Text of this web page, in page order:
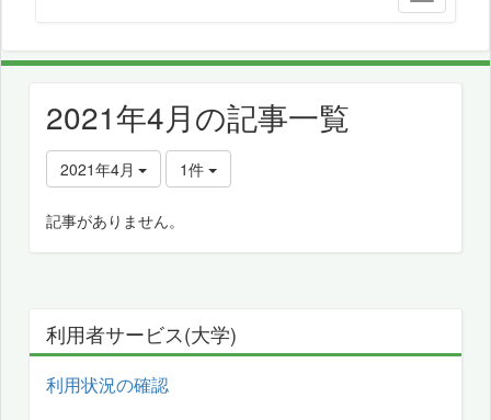
2021年4月の記事一覧
2021年4月 1件
記事がありません。
利用者サービス(大学)
利用状況の確認